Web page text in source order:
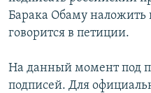
English
Русский
Все сайты Радио
Барака Обаму
говорится в петиции.
На данный момент под
подписей. Для